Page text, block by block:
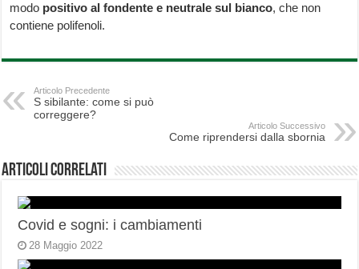
modo positivo al fondente e neutrale sul bianco, che non
contiene polifenoli.
Articolo Precedente
S sibilante: come si può
correggere?
Articolo Successivo
Come riprendersi dalla sbornia
Articoli correlati
Covid e sogni: i cambiamenti
28 Maggio 2022